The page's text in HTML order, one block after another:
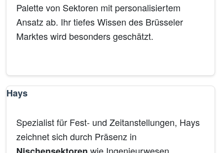
Palette von Sektoren mit personalisiertem
Ansatz ab. Ihr tiefes Wissen des Brüsseler
Marktes wird besonders geschätzt.
Hays
Spezialist für Fest- und Zeitanstellungen, Hays
zeichnet sich durch Präsenz in